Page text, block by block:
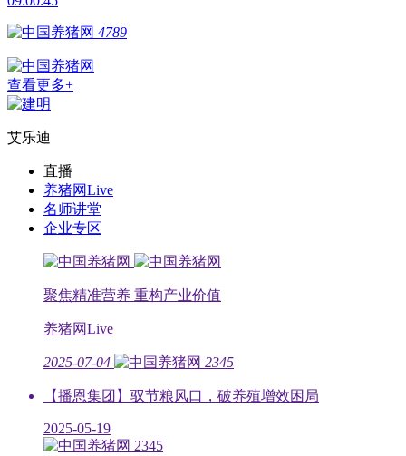
4789
查看更多+
艾乐迪
直播
养猪网Live
名师讲堂
企业专区
聚焦精准营养 重构产业价值
养猪网Live
2025-07-04 2345
【播恩集团】驭节粮风口，破养殖增效困局
2025-05-19
2345